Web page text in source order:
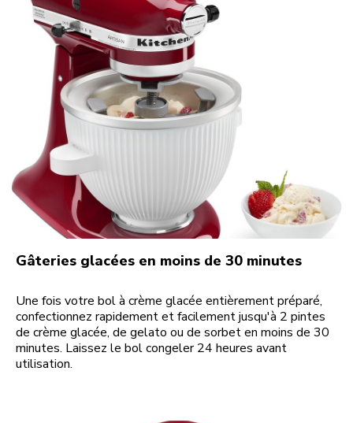
Gâteries glacées en moins de 30 minutes
Une fois votre bol à crème glacée entièrement préparé,
confectionnez rapidement et facilement jusqu'à 2 pintes
de crème glacée, de gelato ou de sorbet en moins de 30
minutes. Laissez le bol congeler 24 heures avant
utilisation.